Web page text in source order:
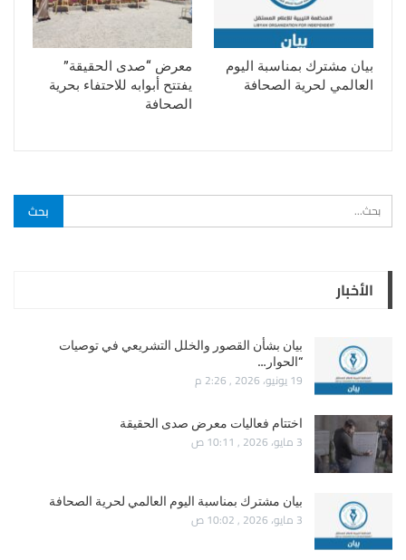
بيان مشترك بمناسبة اليوم
العالمي لحرية الصحافة
معرض “صدى الحقيقة”
يفتتح أبوابه للاحتفاء بحرية
الصحافة
الأخبار
بيان بشأن القصور والخلل التشريعي في توصيات
“الحوار…
19 يونيو، 2026 , 2:26 م
اختتام فعاليات معرض صدى الحقيقة
3 مايو، 2026 , 10:11 ص
بيان مشترك بمناسبة اليوم العالمي لحرية الصحافة
3 مايو، 2026 , 10:02 ص